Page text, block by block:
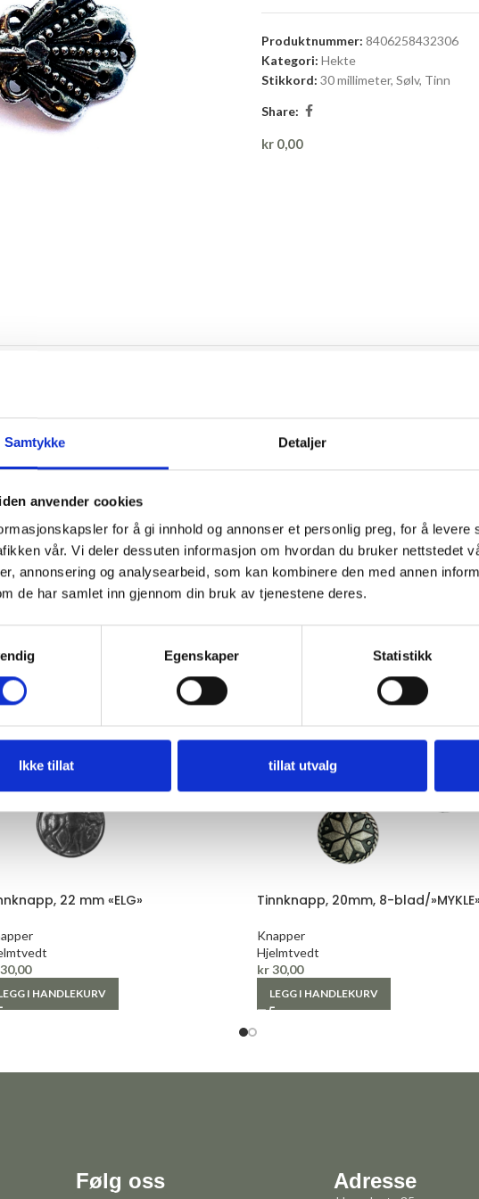
Samtykke Detaljer
anvender cookies
for å gi innhold og annonser et personlig preg, for å levere
vår. Vi deler dessuten informasjon om hvordan du bruker nettstedet
annonsering og analysearbeid, som kan kombinere den med annen
de har samlet inn gjennom din bruk av tjenestene deres.
Egenskaper Statistikk
Ikke tillat tillat utvalg
Produktnummer: 8406258432306
Kategori: Hekte
Stikkord: 30 millimeter, Sølv, Tinn
Share:
kr0,00
22 mm «ELG»
I HANDLEKURV
Tinnknapp, 20mm, 8-blad/»MYKLE»
Knapper
Hjelmtvedt
kr30,00
LEGG I HANDLEKURV
Følg oss Adresse